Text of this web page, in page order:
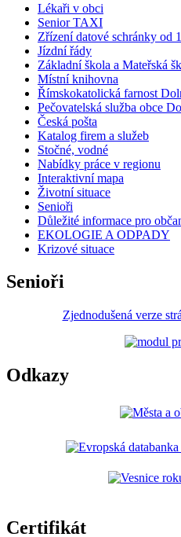
Lékaři v obci
Senior TAXI
Zřízení datové schránky od
Jízdní řády
Základní škola a Mateřská
Místní knihovna
Římskokatolická farnost
Pečovatelská služba obce
Česká pošta
Katalog firem a služeb
Stočné, vodné
Nabídky práce v regionu
Interaktivní mapa
Životní situace
Senioři
Důležité informace pro
EKOLOGIE A ODPADY
Krizové situace
Senioři
Zjednodušená verze
Odkazy
Certifikát